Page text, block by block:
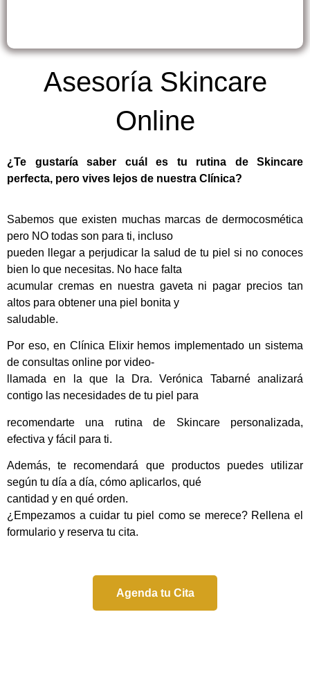
Asesoría Skincare
Online
¿Te gustaría saber cuál es tu rutina de Skincare
perfecta, pero vives lejos de nuestra Clínica?
Sabemos que existen muchas marcas de dermocosmética
pero NO todas son para ti, incluso
pueden llegar a perjudicar la salud de tu piel si no conoces
bien lo que necesitas. No hace falta
acumular cremas en nuestra gaveta ni pagar precios tan
altos para obtener una piel bonita y
saludable.
Por eso, en Clínica Elixir hemos implementado un sistema
de consultas online por video-
llamada en la que la Dra. Verónica Tabarné analizará
contigo las necesidades de tu piel para
recomendarte una rutina de Skincare personalizada,
efectiva y fácil para ti.
Además, te recomendará que productos puedes utilizar
según tu día a día, cómo aplicarlos, qué
cantidad y en qué orden.
¿Empezamos a cuidar tu piel como se merece? Rellena el
formulario y reserva tu cita.
Agenda tu Cita
Agenda tu Cita